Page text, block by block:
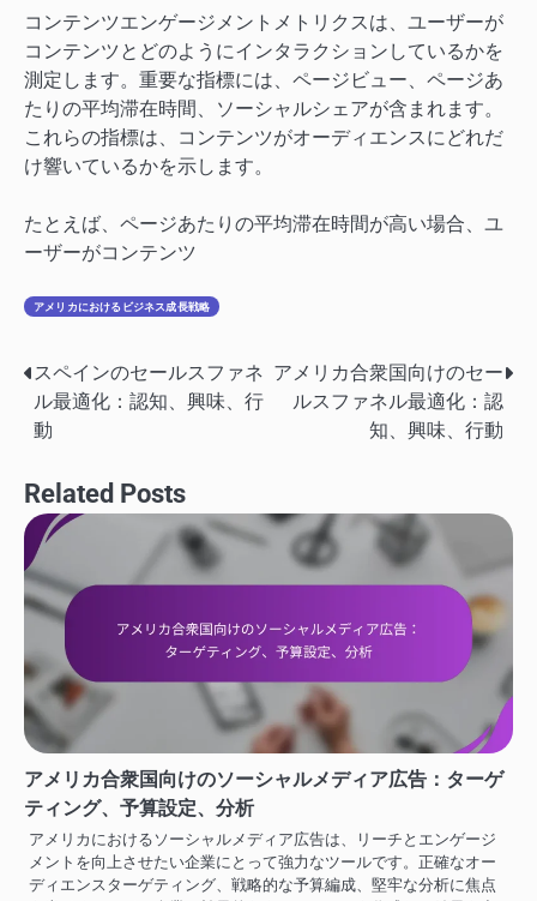
コンテンツエンゲージメントメトリクスは、ユーザーが
コンテンツとどのようにインタラクションしているかを
測定します。重要な指標には、ページビュー、ページあ
たりの平均滞在時間、ソーシャルシェアが含まれます。
これらの指標は、コンテンツがオーディエンスにどれだ
け響いているかを示します。
たとえば、ページあたりの平均滞在時間が高い場合、ユ
ーザーがコンテンツ
アメリカにおけるビジネス成長戦略
Post
navigation
スペインのセールスファネ
ル最適化：認知、興味、行
動
アメリカ合衆国向けのセー
ルスファネル最適化：認
知、興味、行動
Related Posts
アメリカ合衆国向けのソーシャルメディア広告：ターゲ
ティング、予算設定、分析
アメリカにおけるソーシャルメディア広告は、リーチとエンゲージ
メントを向上させたい企業にとって強力なツールです。正確なオー
ディエンスターゲティング、戦略的な予算編成、堅牢な分析に焦点